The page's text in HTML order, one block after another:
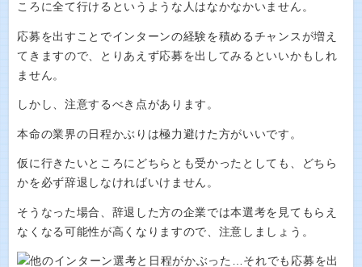
ころに全て行けるというような人はなかなかいません。
応募を出すことでインターンの経験を積めるチャンスが増え
てきますので、とりあえず応募を出してみるといいかもしれ
ません。
しかし、注意するべき点があります。
本命の業界の日程かぶりは極力避けた方がいいです。
仮に行きたいところにどちらとも受かったとしても、どちら
かを必ず辞退しなければいけません。
そうなった場合、辞退した方の企業では本選考を見てもらえ
なくなる可能性が高くなりますので、注意しましょう。